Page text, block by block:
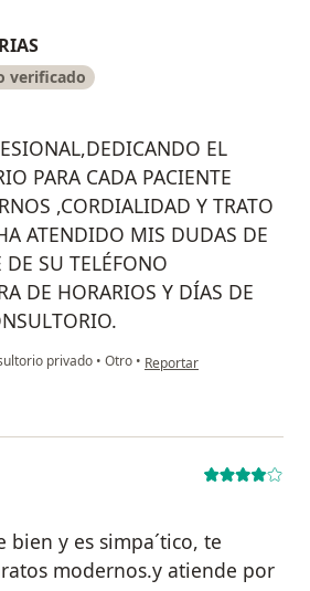
verificado
EL
PARA CADA PACIENTE
,CORDIALIDAD Y TRATO
ATENDIDO MIS DUDAS DE
SU TELÉFONO
DE HORARIOS Y DÍAS DE
privado • Otro • en opinión del usuario
Reportar
bien y es simpa´tico, te
modernos.y atiende por